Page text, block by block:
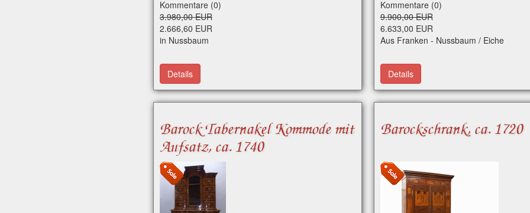
Kommentare (0)
3.980,00 EUR
2.666,60 EUR
in Nussbaum
Details
Kommentare (0)
9.900,00 EUR
6.633,00 EUR
Aus Franken - Nussbaum / Eiche
Details
Barock Tabernakel Kommode mit
Aufsatz, ca. 1740
Barockschrank, ca. 1720